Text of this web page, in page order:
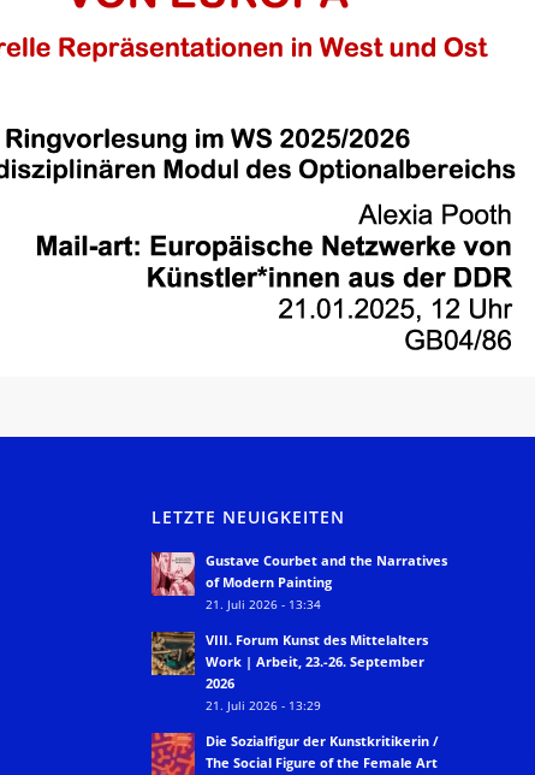
LETZTE NEUIGKEITEN
Gustave Courbet and the Narratives
of Modern Painting
21. Juli 2026 - 13:34
VIII. Forum Kunst des Mittelalters
Work | Arbeit, 23.-26. September
2026
21. Juli 2026 - 13:29
Die Sozialfigur der Kunstkritikerin /
The Social Figure of the Female Art